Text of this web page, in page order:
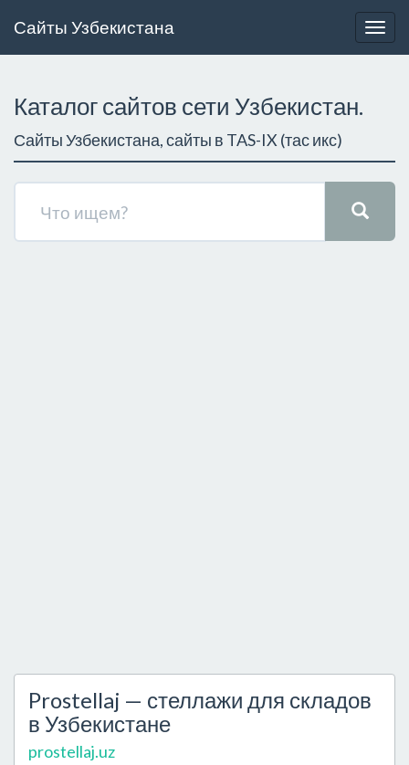
Сайты Узбекистана
Каталог сайтов сети Узбекистан.
Сайты Узбекистана, сайты в TAS-IX (тас икс)
Prostellaj — стеллажи для складов
в Узбекистане
prostellaj.uz